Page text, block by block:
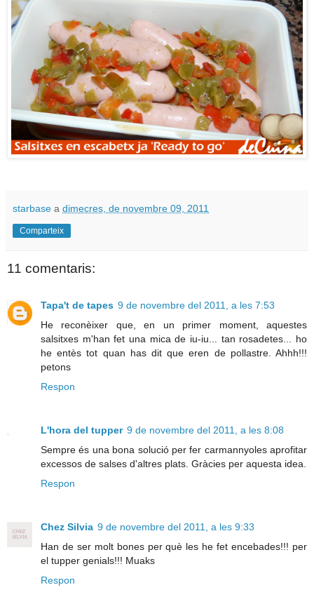
starbase a dimecres, de novembre 09, 2011
Comparteix
11 comentaris:
Tapa't de tapes 9 de novembre del 2011, a les 7:53
He reconèixer que, en un primer moment, aquestes
salsitxes m'han fet una mica de iu-iu... tan rosadetes... ho
he entès tot quan has dit que eren de pollastre. Ahhh!!!
petons
Respon
L'hora del tupper 9 de novembre del 2011, a les 8:08
Sempre és una bona solució per fer carmannyoles aprofitar
excessos de salses d'altres plats. Gràcies per aquesta idea.
Respon
Chez Silvia 9 de novembre del 2011, a les 9:33
Han de ser molt bones per què les he fet encebades!!! per
el tupper genials!!! Muaks
Respon